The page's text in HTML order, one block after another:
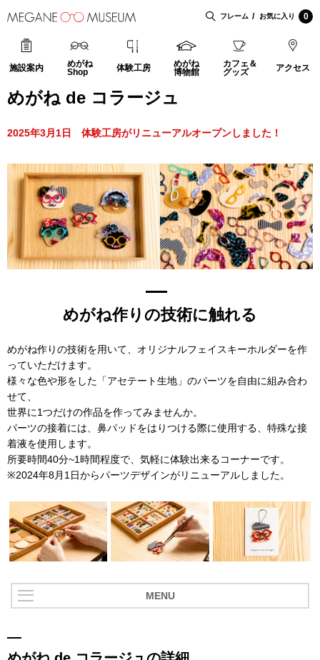
フレーム お気に入り 0
施設案内
めがね
Shop
体験工房
めがね
博物館
カフェ＆
グッズ
アクセス
めがね de コラージュ
2025年3月1日 体験工房がリニューアルオープンしました！
めがね作りの技術に触れる
めがね作りの技術を用いて、オリジナルフェイスキーホルダーを作
っていただけます。
様々な色や形をした「アセテート生地」のパーツを自由に組み合わ
せて、
世界に1つだけの作品を作ってみませんか。
パーツの接着には、鼻パッドをはりつける際に使用する、特殊な接
着液を使用します。
所要時間40分~1時間程度で、気軽に体験出来るコーナーです。
※2024年8月1日からパーツデザインがリニューアルしました。
MENU